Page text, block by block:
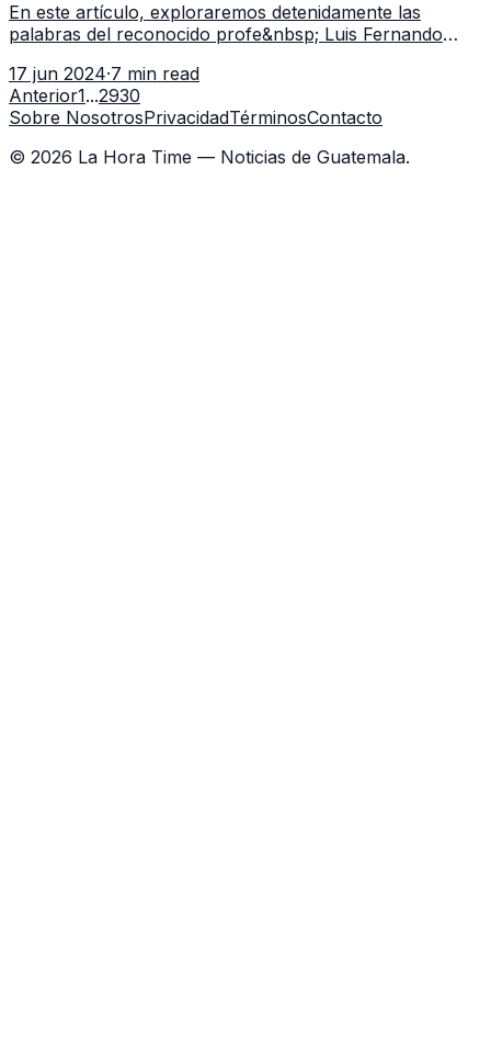
En este artículo, exploraremos detenidamente las
palabras del reconocido profe&nbsp; Luis Fernando
importante destacar que Tena ha e
17 jun 2024·7 min read
Anterior1...2930
Sobre NosotrosPrivacidadTérminosContacto
© 2026 La Hora Time — Noticias de Guatemala.